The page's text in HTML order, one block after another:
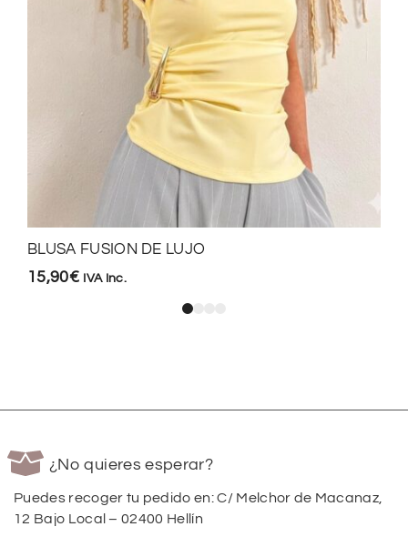
BLUSA FUSION DE LUJO
15,90€ IVA Inc.
¿No quieres esperar?
Puedes recoger tu pedido en: C/ Melchor de Macanaz,
12 Bajo Local – 02400 Hellín